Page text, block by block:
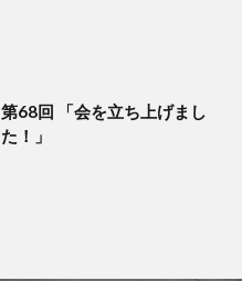
第68回 「会を立ち上げまし
た！」